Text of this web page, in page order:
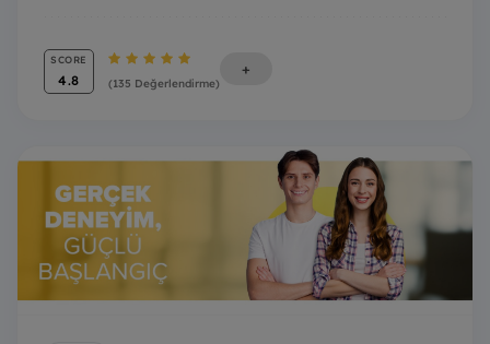
SCORE
4.8 (135 Değerlendirme)
+